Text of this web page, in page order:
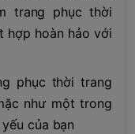
trang phục thời
hợp hoàn hảo với
phục thời trang
như một trong
của bạn